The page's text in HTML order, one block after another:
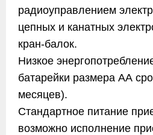
радиоуправлением
цепных и канатных
кран-балок.
Низкое
батарейки размера АА
месяцев).
Стандартное питание
возможно исполнение